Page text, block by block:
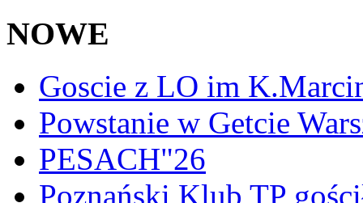
NOWE
Goscie z LO im
Powstanie w Getcie
PESACH"26
Poznański Klub TP